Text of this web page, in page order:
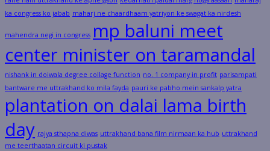
ka congress ko jabab maharj ne chaardhaam yatriyon ke swagat ka nirdesh
mahendra negi in congress mp baluni meet
center minister on taramandal
nishank in doiwala degree collage function no. 1 company in profit parisampati
bantware me uttrakhand ko mila fayda pauri ke pabho mein sankalp yatra
plantation on dalai lama birth
day rajya sthapna diwas uttrakhand bana film nirmaan ka hub uttrakhand
me teerthaatan circuit ki pustak